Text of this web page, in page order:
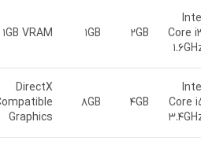
Core
2GB
1GB
1GB VRAM
Core
4GB
8GB
DirectX
Graphics